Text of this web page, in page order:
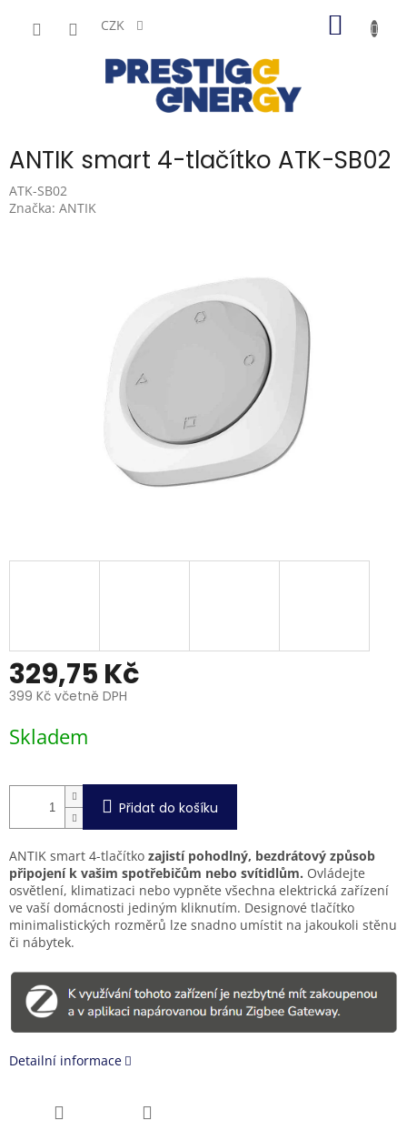
CZK
ANTIK smart 4-tlačítko ATK-SB02
ATK-SB02
Značka: ANTIK
329,75 Kč
399 Kč včetně DPH
cena:
Skladem
Přidat do košíku
ANTIK smart 4-tlačítko zajistí pohodlný, bezdrátový způsob
připojení k vašim spotřebičům nebo svítidlům. Ovládejte
osvětlení, klimatizaci nebo vypněte všechna elektrická zařízení
ve vaší domácnosti jediným kliknutím. Designové tlačítko
minimalistických rozměrů lze snadno umístit na jakoukoli stěnu
či nábytek.
Detailní informace